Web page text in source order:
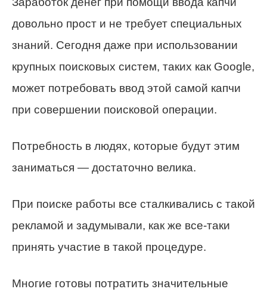
довольно прост и не требует специальных
знаний. Сегодня даже при использовании
крупных поисковых систем, таких как Google,
может потребовать ввод этой самой капчи
при совершении поисковой операции.
Потребность в людях, которые будут этим
заниматься — достаточно велика.
При поиске работы все сталкивались с такой
рекламой и задумывали, как же все-таки
принять участие в такой процедуре.
Многие готовы потратить значительные